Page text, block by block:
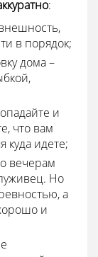
:
в порядок;
дома –
и
что вам
куда идете;
вечерам
Но
а
и